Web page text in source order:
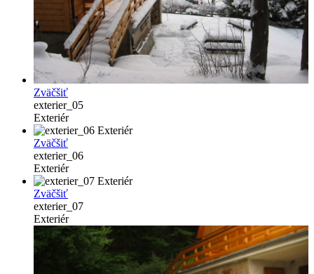
Zväčšiť
exterier_05
Exteriér
Zväčšiť
exterier_06
Exteriér
Zväčšiť
exterier_07
Exteriér